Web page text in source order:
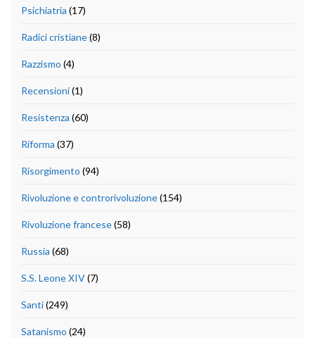
Psichiatria (17)
Radici cristiane(8)
Razzismo (4)
Recensioni(1)
Resistenza (60)
Riforma (37)
Risorgimento (94)
Rivoluzione e controrivoluzione(154)
Rivoluzione francese(58)
Russia (68)
S.S. Leone XIV(7)
Santi(249)
Satanismo (24)